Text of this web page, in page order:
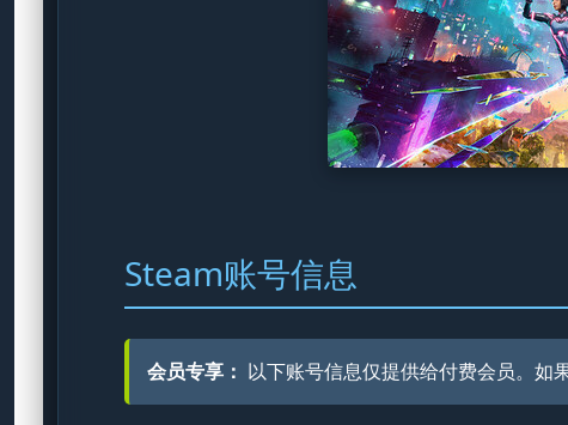
Steam账号信息
会员专享： 以下账号信息仅提供给付费会员。如